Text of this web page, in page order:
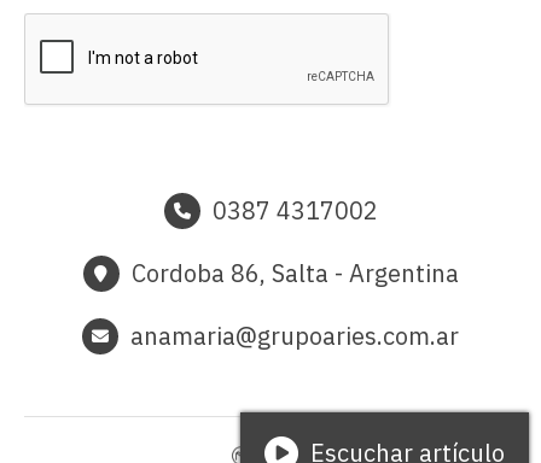
0387 4317002
Cordoba 86, Salta - Argentina
anamaria@grupoaries.com.ar
Escuchar artículo